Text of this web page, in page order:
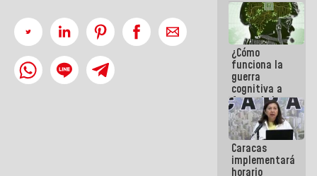
programa
junto a
gobernadores
planes de
recuperación
del Sistema
Eléctrico
Nacional
¿Cómo
funciona la
guerra
cognitiva a
favor de la
narrativa
hegemónica?
(1)
Caracas
implementará
horario